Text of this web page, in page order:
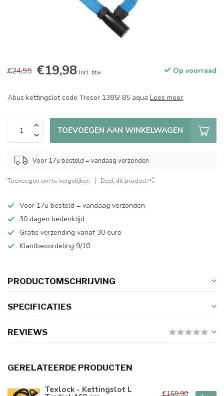
€24,95 €19,98 Incl. btw Op voorraad
Abus kettingslot code Tresor 1385/ 85 aqua Lees meer.
TOEVOEGEN AAN WINKELWAGEN
Voor 17u besteld = vandaag verzonden
Toevoegen om te vergelijken Deel dit product
Voor 17u besteld = vandaag verzonden
30 dagen bedenktijd
Gratis verzending vanaf 30 euro
Klantbeoordeling 9/10
PRODUCTOMSCHRIJVING
SPECIFICATIES
REVIEWS
GERELATEERDE PRODUCTEN
Texlock - Kettingslot L
€159,90